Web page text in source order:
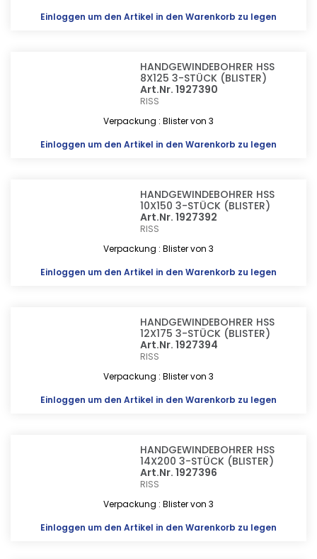
Einloggen um den Artikel in den Warenkorb zu legen
HANDGEWINDEBOHRER HSS
8X125 3-STÜCK (BLISTER)
Art.Nr. 1927390
RISS
Verpackung : Blister von 3
Einloggen um den Artikel in den Warenkorb zu legen
HANDGEWINDEBOHRER HSS
10X150 3-STÜCK (BLISTER)
Art.Nr. 1927392
RISS
Verpackung : Blister von 3
Einloggen um den Artikel in den Warenkorb zu legen
HANDGEWINDEBOHRER HSS
12X175 3-STÜCK (BLISTER)
Art.Nr. 1927394
RISS
Verpackung : Blister von 3
Einloggen um den Artikel in den Warenkorb zu legen
HANDGEWINDEBOHRER HSS
14X200 3-STÜCK (BLISTER)
Art.Nr. 1927396
RISS
Verpackung : Blister von 3
Einloggen um den Artikel in den Warenkorb zu legen